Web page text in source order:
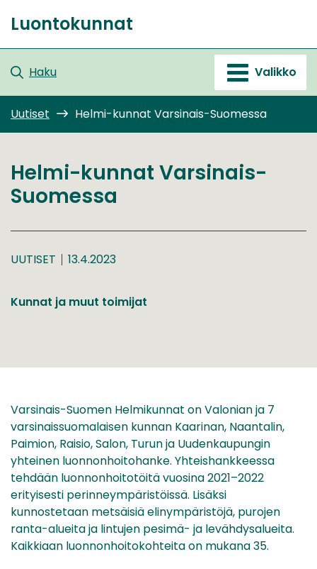
sisältöön
Etusivu
Luontokunnat
Haku Valikko
Uutiset Helmi-kunnat Varsinais-Suomessa
Helmi-kunnat Varsinais-
Suomessa
UUTISET 13.4.2023
Kunnat ja muut toimijat
Varsinais-Suomen Helmikunnat on Valonian ja 7
varsinaissuomalaisen kunnan Kaarinan, Naantalin,
Paimion, Raisio, Salon, Turun ja Uudenkaupungin
yhteinen luonnonhoitohanke. Yhteishankkeessa
tehdään luonnonhoitotöitä vuosina 2021–2022
erityisesti perinneympäristöissä. Lisäksi
kunnostetaan metsäisiä elinympäristöjä, purojen
ranta-alueita ja lintujen pesimä- ja levähdysalueita.
Kaikkiaan luonnonhoitokohteita on mukana 35.